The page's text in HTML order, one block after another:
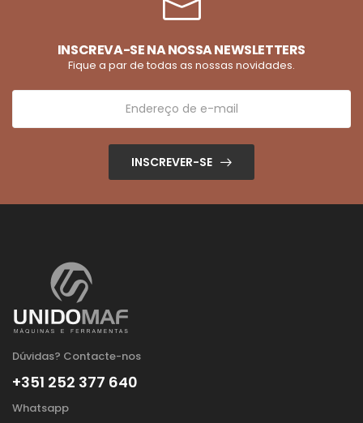
INSCREVA-SE NA NOSSA NEWSLETTERS
Fique a par de todas as nossas novidades.
INSCREVER-SE
Dúvidas? Contacte-nos
+351 252 377 640
Whatsapp